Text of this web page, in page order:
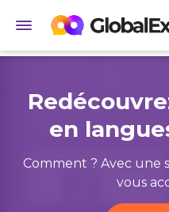
en
Comment ? Avec une
vous